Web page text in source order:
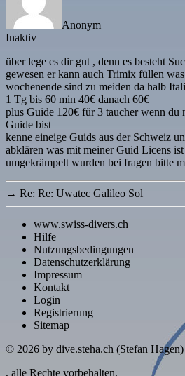
Anonym
Inaktiv
über lege es dir gut , denn es besteht
gewesen er kann auch Trimix füllen
wochenende sind zu meiden da halb
1 Tg bis 60 min 40€ danach 60€
plus Guide 120€ für 3 taucher wenn du
Guide bist
kenne eineige Guids aus der Schweiz
abklären was mit meiner Guid Licens
umgekrämpelt wurden bei fragen bitte
→ Re: Re: Uwatec Galileo Sol
www.swiss-divers.ch
Hilfe
Nutzungsbedingungen
Datenschutzerklärung
Impressum
Kontakt
Login
Registrierung
Sitemap
© 2026 by dive.steha.ch (Stefan Hagen)
, alle Rechte vorbehalten.